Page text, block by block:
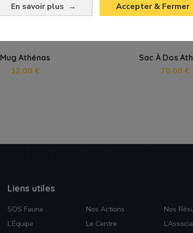
En savoir plus → Accepter & Fermer
Mug Athénas
12,00 €
Sac À Dos
70,00 €
Liens utiles
SOS Faune Nos Actions
Nos
L’Équipe
Le Centre